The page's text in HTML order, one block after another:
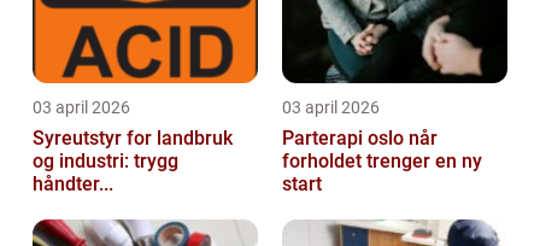
03 april 2026
Syreutstyr for landbruk
og industri: trygg
håndter...
03 april 2026
Parterapi oslo når
forholdet trenger en ny
start